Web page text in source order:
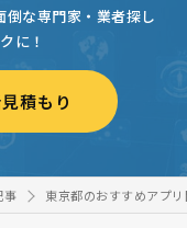
倒な専門家・業者探し
に！
積もり
事 東京都のおすすめアプ